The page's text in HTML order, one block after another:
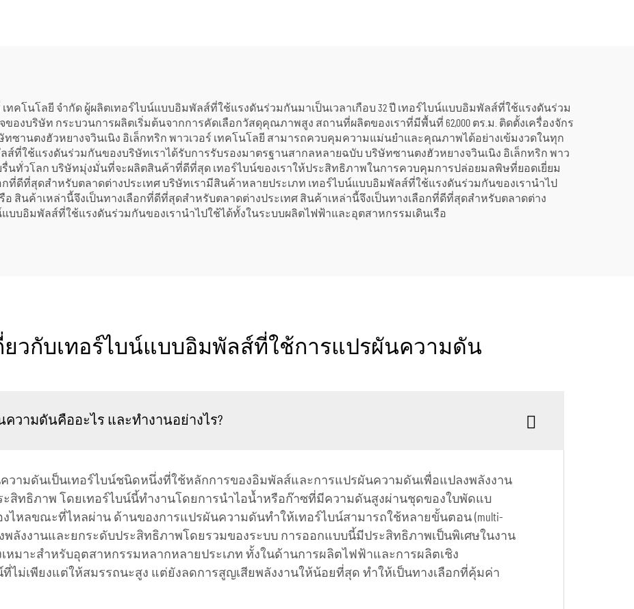
ไฟฟ้า
ทคโนโลยี จำกัด ผู้ผลิตเทอร์ไบน์แบบอิมพัลส์ที่ใช้แรงดันร่วมกันมาเป็นเวลาเกือบ 32 ปี เทอร์ไบน์แบบอิมพัลส์ที่ใช้แรงดันร่วม
องบริษัท กระบวนการผลิตเริ่มต้นจากการคัดเลือกวัสดุคุณภาพสูง สถานที่ผลิตของเราที่มีพื้นที่ 62,000 ตร.ม. ติดตั้งเครื่องจักร
ซานตงฮัวหยางจวินเนิง อิเล็กทริก พาวเวอร์ เทคโนโลยี สามารถควบคุมความแม่นยำและคุณภาพได้อย่างเข้มงวดในทุก
ที่ใช้แรงดันร่วมกันของบริษัทเราได้รับการรับรองมาตรฐานสากลหลายฉบับ บริษัทซานตงฮัวหยางจวินเนิง อิเล็กทริก พาว
รื่นทั่วโลก บริษัทมุ่งมั่นที่จะผลิตสินค้าที่ดีที่สุด เทอร์ไบน์ของเราให้ประสิทธิภาพในการควบคุมการปล่อยมลพิษที่ยอดเยี่ยม
ที่ดีที่สุดสำหรับตลาดต่างประเทศ บริษัทเรามีสินค้าหลายประเภท เทอร์ไบน์แบบอิมพัลส์ที่ใช้แรงดันร่วมกันของเรานำไป
สินค้าเหล่านี้จึงเป็นทางเลือกที่ดีที่สุดสำหรับตลาดต่างประเทศ สินค้าเหล่านี้จึงเป็นทางเลือกที่ดีที่สุดสำหรับตลาดต่าง
บบอิมพัลส์ที่ใช้แรงดันร่วมกันของเรานำไปใช้ได้ทั้งในระบบผลิตไฟฟ้าและอุตสาหกรรมเดินเรือ
ยวกับเทอร์ไบน์แบบอิมพัลส์ที่ใช้การแปรผันความดัน
วามดันคืออะไร และทำงานอย่างไร?
วามดันเป็นเทอร์ไบน์ชนิดหนึ่งที่ใช้หลักการของอิมพัลส์และการแปรผันความดันเพื่อแปลงพลังงาน
ะสิทธิภาพ โดยเทอร์ไบน์นี้ทำงานโดยการนำไอน้ำหรือก๊าซที่มีความดันสูงผ่านชุดของใบพัดแบ
ไหลขณะที่ไหลผ่าน ด้านของการแปรผันความดันทำให้เทอร์ไบน์สามารถใช้หลายขั้นตอน (multi-
งพลังงานและยกระดับประสิทธิภาพโดยรวมของระบบ การออกแบบนี้มีประสิทธิภาพเป็นพิเศษในงาน
หมาะสำหรับอุตสาหกรรมหลากหลายประเภท ทั้งในด้านการผลิตไฟฟ้าและการผลิตเชิง
ไม่เพียงแต่ให้สมรรถนะสูง แต่ยังลดการสูญเสียพลังงานให้น้อยที่สุด ทำให้เป็นทางเลือกที่คุ้มค่า